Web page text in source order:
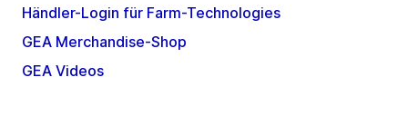
Händler-Login für Farm-Technologies
GEA Merchandise-Shop
GEA Videos